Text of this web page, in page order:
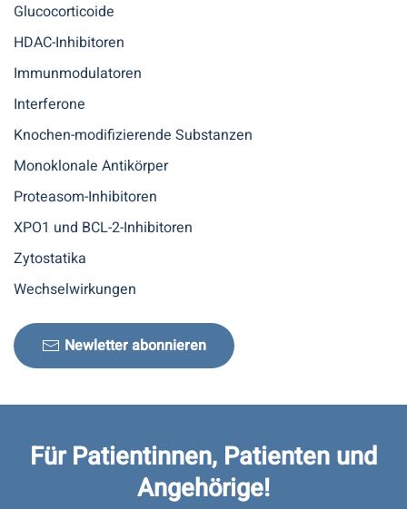
Glucocorticoide
HDAC-Inhibitoren
Immunmodulatoren
Interferone
Knochen-modifizierende Substanzen
Monoklonale Antikörper
Proteasom-Inhibitoren
XPO1 und BCL-2-Inhibitoren
Zytostatika
Wechselwirkungen
Newletter abonnieren
Für Patientinnen, Patienten und
Angehörige!